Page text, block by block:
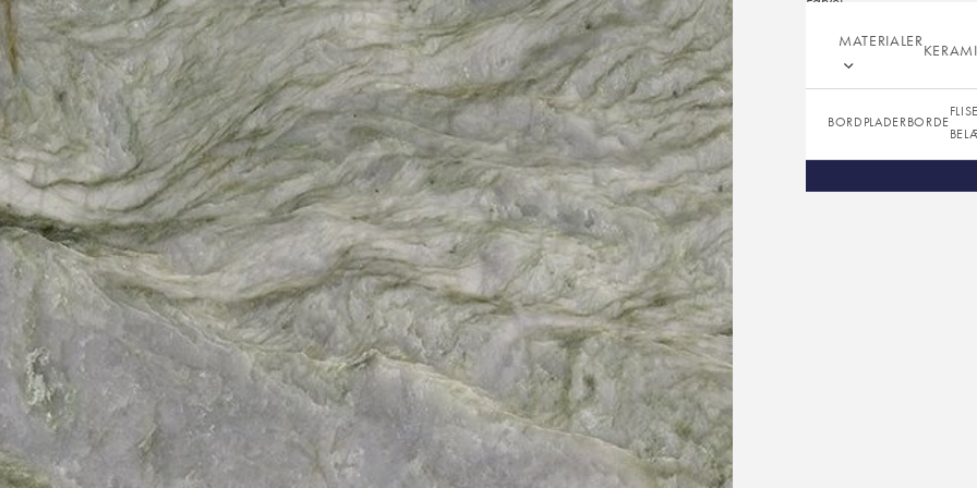
Overflade:
Tykkelser:
MATERIALER
BORDPLADERBORDE